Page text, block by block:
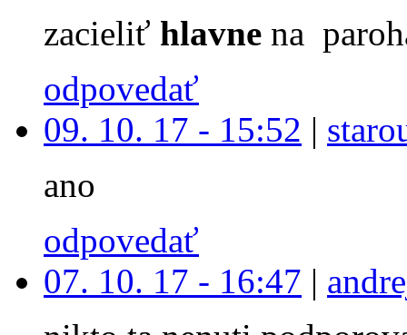
zacieliť hlavne na
odpovedať
09. 10. 17 - 15:52 |
ano
odpovedať
07. 10. 17 - 16:47 |